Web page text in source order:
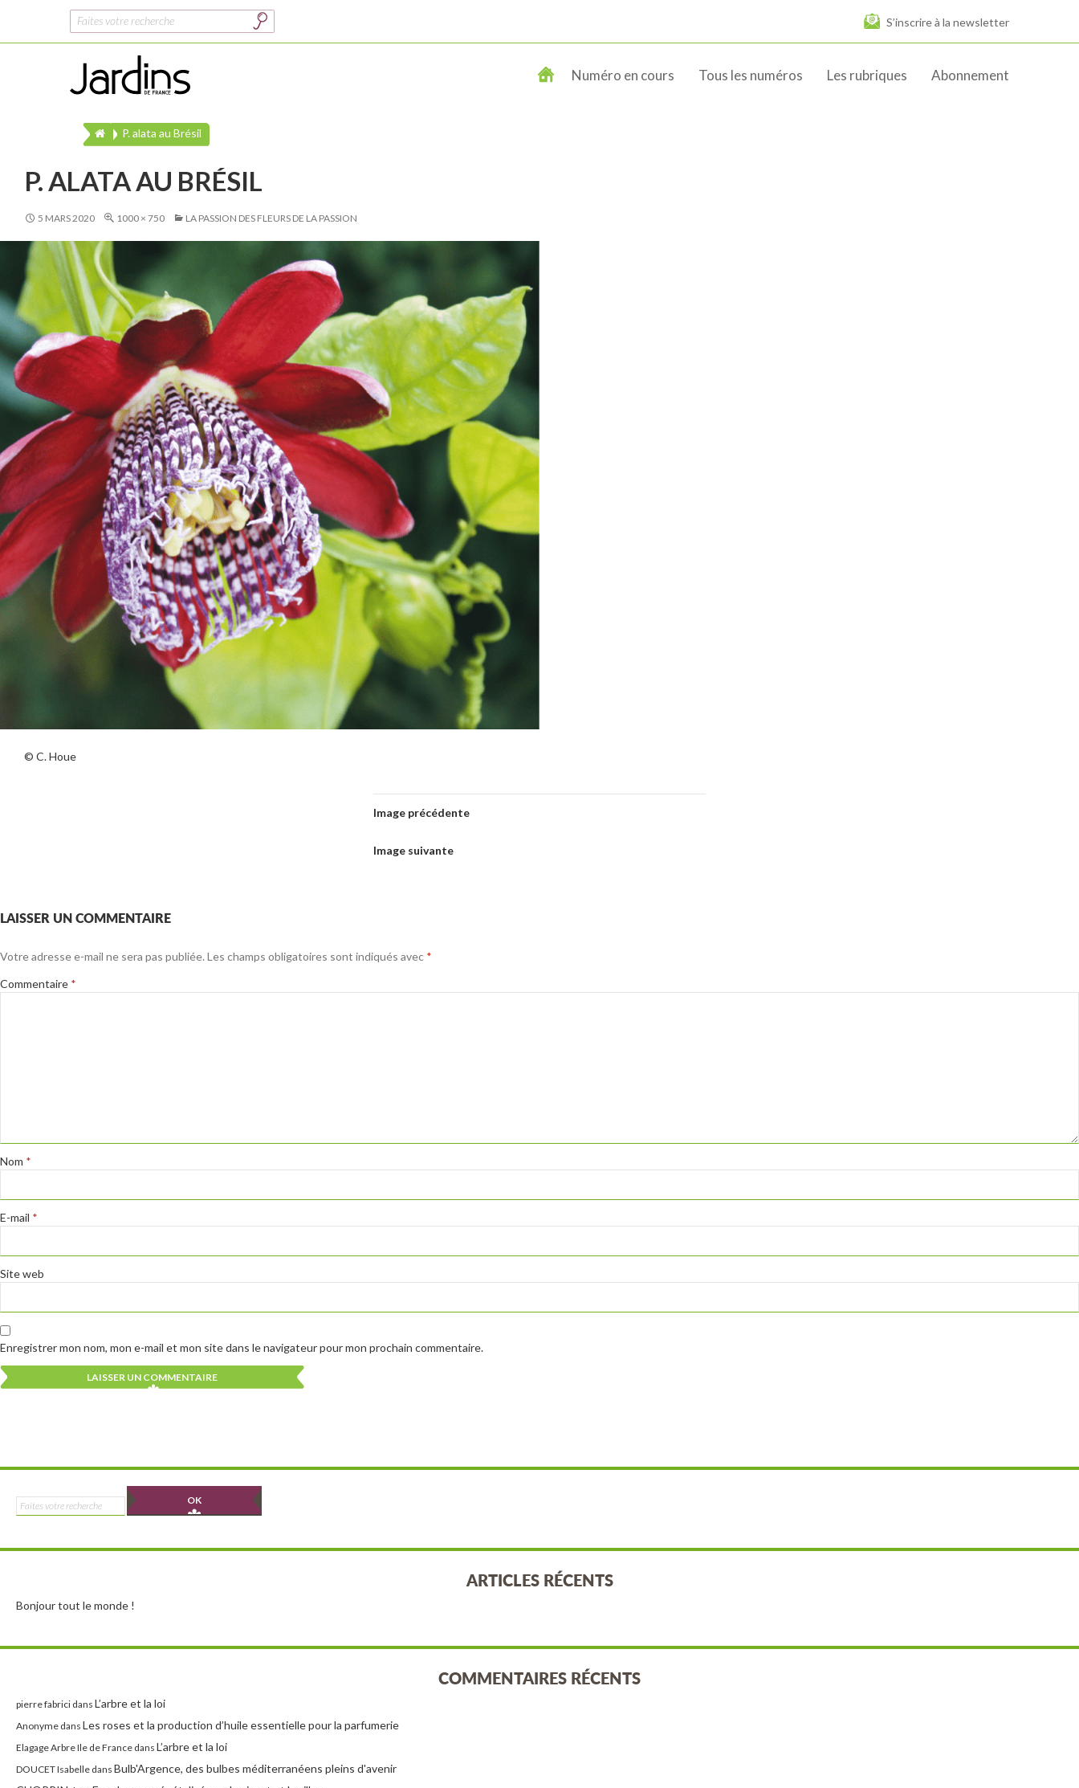
Rechercher : S’inscrire à la newsletter
Numéro en cours Tous les numéros Les rubriques Abonnement
P. alata au Brésil
P. ALATA AU BRÉSIL
5 MARS 2020 1000 × 750 LA PASSION DES FLEURS DE LA PASSION
© C. Houe
Image précédente
Image suivante
LAISSER UN COMMENTAIRE
Votre adresse e-mail ne sera pas publiée. Les champs obligatoires sont indiqués avec *
Commentaire *
Nom *
E-mail *
Site web
Enregistrer mon nom, mon e-mail et mon site dans le navigateur pour mon prochain commentaire.
Rechercher :
ARTICLES RÉCENTS
Bonjour tout le monde !
COMMENTAIRES RÉCENTS
pierre fabrici dans L’arbre et la loi
Anonyme dans Les roses et la production d’huile essentielle pour la parfumerie
Elagage Arbre Ile de France dans L’arbre et la loi
DOUCET Isabelle dans Bulb'Argence, des bulbes méditerranéens pleins d'avenir